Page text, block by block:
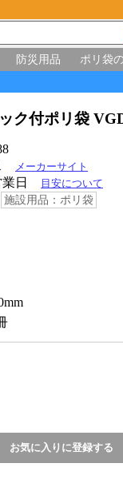
防災用品 ポリ袋
ク付ポリ袋
メーカーサイト
業日 目安について
施設用品：ポリ袋